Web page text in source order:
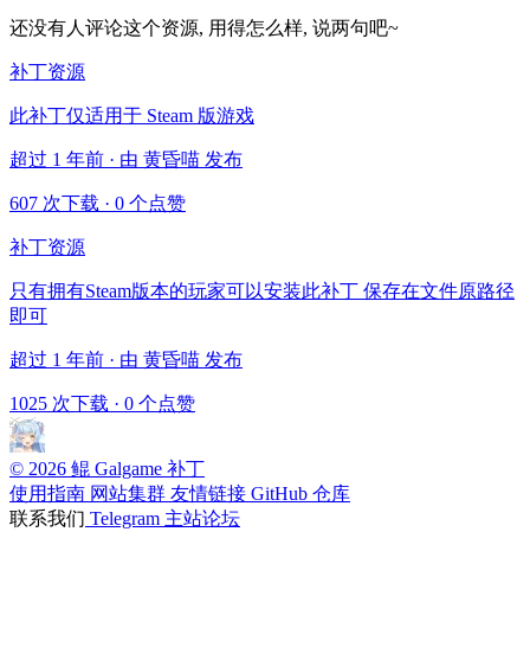
还没有人评论这个资源, 用得怎么样, 说两句吧~
补丁资源
此补丁仅适用于 Steam 版游戏
超过 1 年前 · 由 黄昏喵 发布
607 次下载 · 0 个点赞
补丁资源
只有拥有Steam版本的玩家可以安装此补丁 保存在文件原路径
即可
超过 1 年前 · 由 黄昏喵 发布
1025 次下载 · 0 个点赞
© 2026 鲲 Galgame 补丁
使用指南 网站集群 友情链接 GitHub 仓库
联系我们 Telegram 主站论坛